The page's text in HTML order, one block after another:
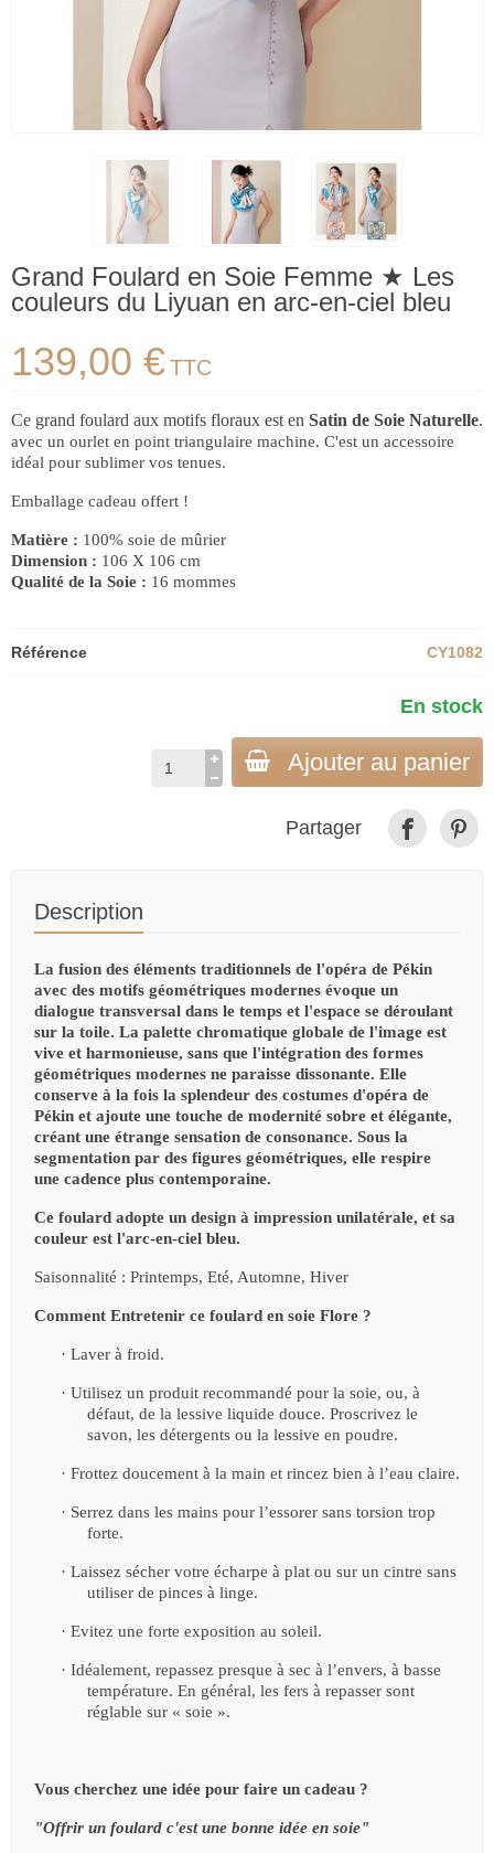
Grand Foulard en Soie Femme ★ Les
couleurs du Liyuan en arc-en-ciel bleu
139,00 €TTC
Ce grand foulard aux motifs floraux est en Satin de Soie Naturelle.
avec un ourlet en point triangulaire machine. C'est un accessoire
idéal pour sublimer vos tenues.
Emballage cadeau offert !
Matière : 100% soie de mûrier
Dimension : 106 X 106 cm
Qualité de la Soie : 16 mommes
Référence CY1082
En stock
Ajouter au panier
Partager
Description
La fusion des éléments traditionnels de l'opéra de Pékin
avec des motifs géométriques modernes évoque un
dialogue transversal dans le temps et l'espace se déroulant
sur la toile. La palette chromatique globale de l'image est
vive et harmonieuse, sans que l'intégration des formes
géométriques modernes ne paraisse dissonante. Elle
conserve à la fois la splendeur des costumes d'opéra de
Pékin et ajoute une touche de modernité sobre et élégante,
créant une étrange sensation de consonance. Sous la
segmentation par des figures géométriques, elle respire
une cadence plus contemporaine.
Ce foulard adopte un design à impression unilatérale, et sa
couleur est l'arc-en-ciel bleu.
Saisonnalité : Printemps, Eté, Automne, Hiver
Comment Entretenir ce foulard en soie Flore ?
· Laver à froid.
· Utilisez un produit recommandé pour la soie, ou, à
défaut, de la lessive liquide douce. Proscrivez le
savon, les détergents ou la lessive en poudre.
· Frottez doucement à la main et rincez bien à l’eau claire.
· Serrez dans les mains pour l’essorer sans torsion trop
forte.
· Laissez sécher votre écharpe à plat ou sur un cintre sans
utiliser de pinces à linge.
· Evitez une forte exposition au soleil.
· Idéalement, repassez presque à sec à l’envers, à basse
température. En général, les fers à repasser sont
réglable sur « soie ».
Vous cherchez une idée pour faire un cadeau ?
"Offrir un foulard c'est une bonne idée en soie"